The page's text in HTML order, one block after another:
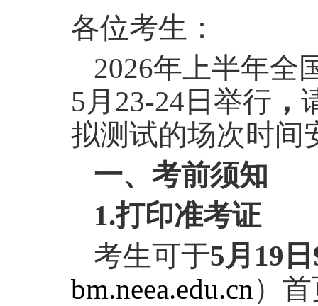
各位考生：
2026年上半年全
5 月 23-24 日举行 ，
拟测试的场次时间
一、考前须知
1.打印准考证
考生可于5月 19 日
bm.neea.edu.cn）